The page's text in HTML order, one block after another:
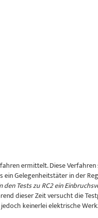
ermittelt. Diese
Gelegenheitstäter in der
den Tests zu RC2 ein
dieser Zeit versucht die
keinerlei elektrische